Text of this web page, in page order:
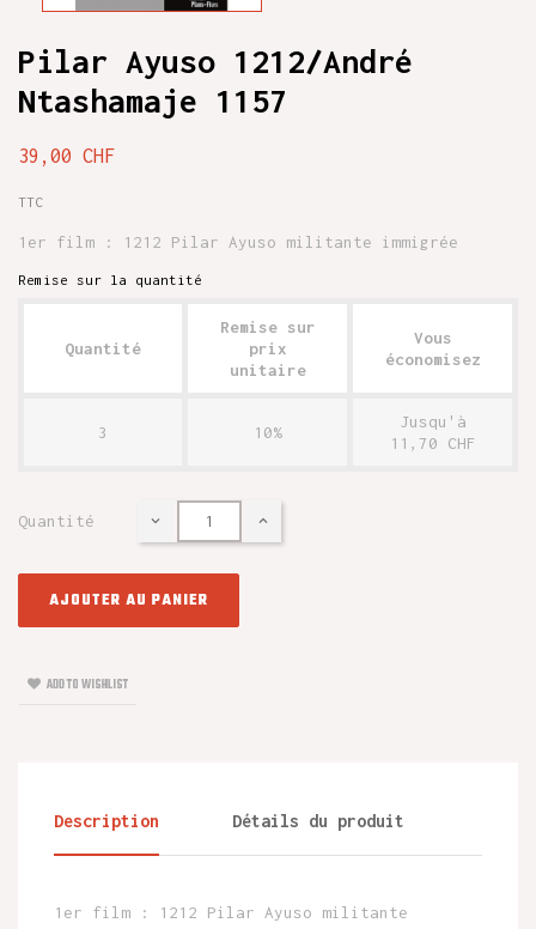
Pilar Ayuso 1212/André
Ntashamaje 1157
39,00 CHF
TTC
1er film : 1212 Pilar Ayuso militante immigrée
Remise sur la quantité
Quantité
Remise sur
prix
unitaire
Vous
économisez
3 10%
Jusqu'à
11,70 CHF
Quantité
AJOUTER AU PANIER
ADD TO WISHLIST
Description Détails du produit
1er film : 1212 Pilar Ayuso militante